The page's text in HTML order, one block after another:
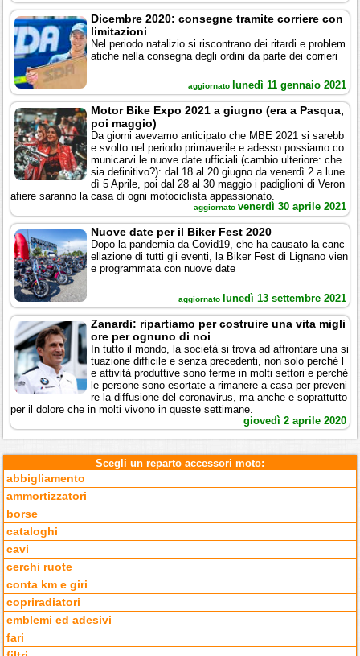
Dicembre 2020: consegne tramite corriere con
limitazioni
Nel periodo natalizio si riscontrano dei ritardi e problem
atiche nella consegna degli ordini da parte dei corrieri
aggiornato lunedì 11 gennaio 2021
Motor Bike Expo 2021 a giugno (era a Pasqua,
poi maggio)
Da giorni avevamo anticipato che MBE 2021 si sarebb
e svolto nel periodo primaverile e adesso possiamo co
municarvi le nuove date ufficiali (cambio ulteriore: che
sia definitivo?): dal 18 al 20 giugno da venerdì 2 a lune
dì 5 Aprile, poi dal 28 al 30 maggio i padiglioni di Veron
afiere saranno la casa di ogni motociclista appassionato.
aggiornato venerdì 30 aprile 2021
Nuove date per il Biker Fest 2020
Dopo la pandemia da Covid19, che ha causato la canc
ellazione di tutti gli eventi, la Biker Fest di Lignano vien
e programmata con nuove date
aggiornato lunedì 13 settembre 2021
Zanardi: ripartiamo per costruire una vita migli
ore per ognuno di noi
In tutto il mondo, la società si trova ad affrontare una si
tuazione difficile e senza precedenti, non solo perché l
e attività produttive sono ferme in molti settori e perché
le persone sono esortate a rimanere a casa per preveni
re la diffusione del coronavirus, ma anche e soprattutto
per il dolore che in molti vivono in queste settimane.
giovedì 2 aprile 2020
Scegli un reparto accessori moto:
abbigliamento
ammortizzatori
borse
cataloghi
cavi
cerchi ruote
conta km e giri
copriradiatori
emblemi ed adesivi
fari